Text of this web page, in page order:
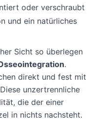
oder verschraubt
und ein natürliches
Sicht so überlegen
.
direkt und fest mit
unzertrennliche
die der einer
in nichts nachsteht.